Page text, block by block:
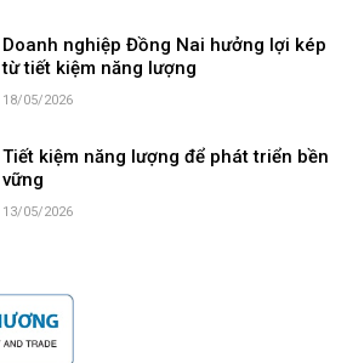
Doanh nghiệp Đồng Nai hưởng lợi kép
từ tiết kiệm năng lượng
18/05/2026
Tiết kiệm năng lượng để phát triển bền
vững
13/05/2026